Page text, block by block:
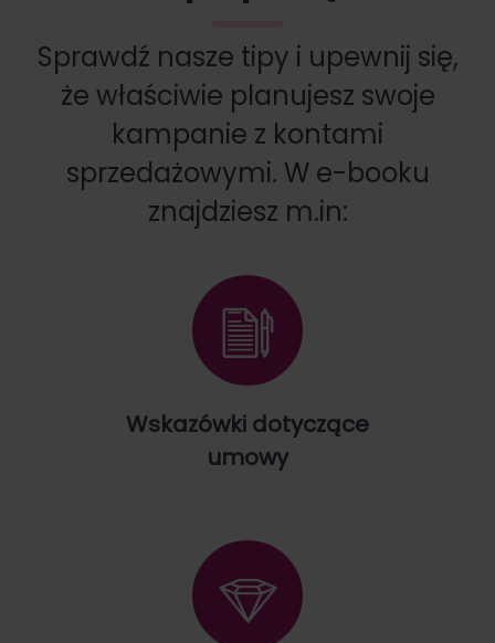
Sprawdź nasze tipy i upewnij się,
że właściwie planujesz swoje
kampanie z kontami
sprzedażowymi. W e-booku
znajdziesz m.in:
Wskazówki dotyczące
umowy